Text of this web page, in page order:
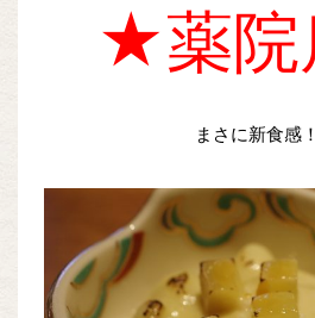
★薬
まさに新食感